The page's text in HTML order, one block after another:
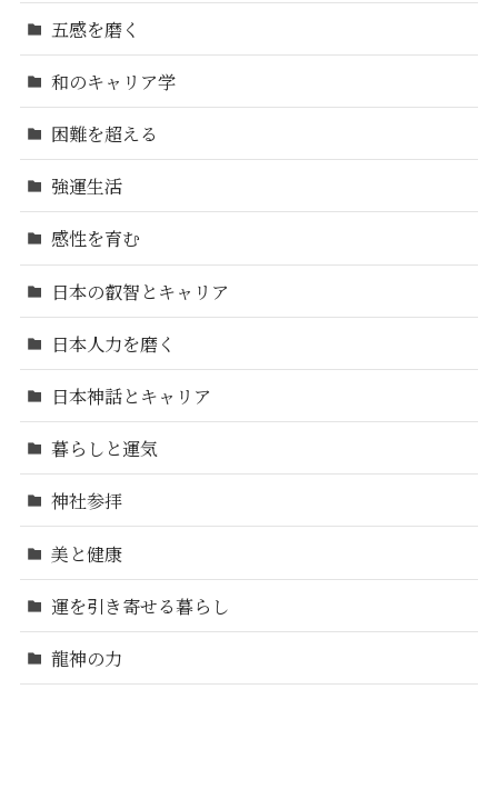
五感を磨く
和のキャリア学
困難を超える
強運生活
感性を育む
日本の叡智とキャリア
日本人力を磨く
日本神話とキャリア
暮らしと運気
神社参拝
美と健康
運を引き寄せる暮らし
龍神の力